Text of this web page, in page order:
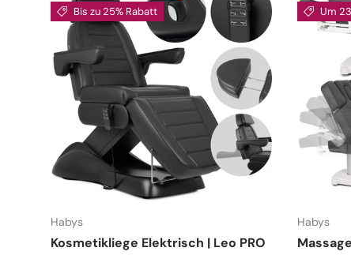
Bis zu 25% Rabatt
Habys
Kosmetikliege Elektrisch | Leo PRO
Um
Habys